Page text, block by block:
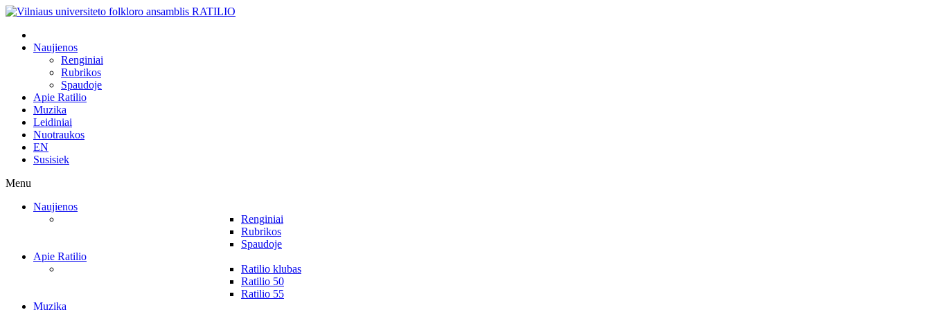
Naujienos
Renginiai
Rubrikos
Spaudoje
Apie Ratilio
Muzika
Leidiniai
Nuotraukos
EN
Susisiek
Menu
Naujienos
Renginiai
Rubrikos
Spaudoje
Apie Ratilio
Ratilio klubas
Ratilio 50
Ratilio 55
Muzika